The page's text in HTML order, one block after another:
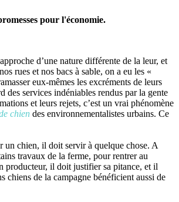
pour l'économie.
d’une nature différente de la leur, et
rues et nos bacs à sable, on a eu les «
eux-mêmes les excréments de leurs
des services indéniables rendus par la gente
et leurs rejets, c’est un vrai phénomène
chien des environnementalistes urbains. Ce
un chien, il doit servir à quelque chose. A
travaux de la ferme, pour rentrer au
producteur, il doit justifier sa pitance, et il
chiens de la campagne bénéficient aussi de